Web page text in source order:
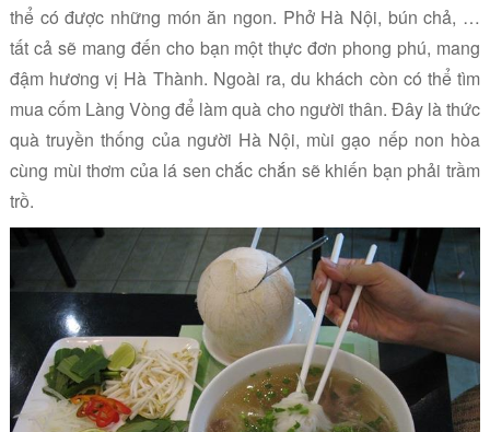
thể có được những món ăn ngon. Phở Hà Nội, bún chả, …
tất cả sẽ mang đến cho bạn một thực đơn phong phú, mang
đậm hương vị Hà Thành. Ngoài ra, du khách còn có thể tìm
mua cốm Làng Vòng để làm quà cho người thân. Đây là thức
quà truyền thống của người Hà Nội, mùi gạo nếp non hòa
cùng mùi thơm của lá sen chắc chắn sẽ khiến bạn phải trầm
trồ.